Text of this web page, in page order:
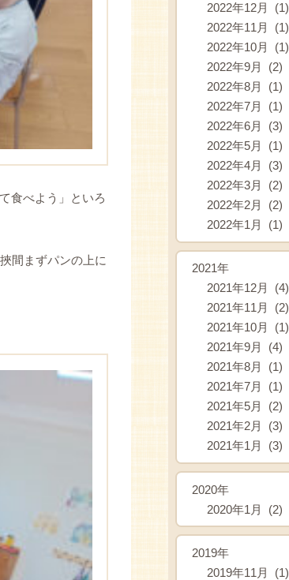
食べよう」といろ
間まずパンの上に
2022年12月 (1)
2022年11月 (1)
2022年10月 (1)
2022年9月 (2)
2022年8月 (1)
2022年7月 (1)
2022年6月 (3)
2022年5月 (1)
2022年4月 (3)
2022年3月 (2)
2022年2月 (2)
2022年1月 (1)
2021年
2021年12月 (4)
2021年11月 (2)
2021年10月 (1)
2021年9月 (4)
2021年8月 (1)
2021年7月 (1)
2021年5月 (2)
2021年2月 (3)
2021年1月 (3)
2020年
2020年1月 (2)
2019年
2019年11月 (1)